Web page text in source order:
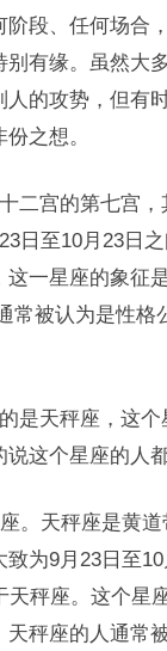
阶段、任何场合
别有缘。虽然大
的攻势，但有
之想。
二宫的第七宫
日至10月23日
这一星座的象征
常被认为是性格
是天秤座，这个
说这个星座的人
。天秤座是黄
为9月23日至10
天秤座。这个星
天秤座的人通常